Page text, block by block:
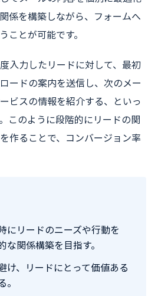
係を構築しながら、フォームへ
ことが可能です。
入力したリードに対して、最初
ードの案内を送信し、次のメー
ビスの情報を紹介する、といっ
このように段階的にリードの関
作ることで、コンバージョン率
にリードのニーズや行動を
な関係構築を目指す。
け、リードにとって価値ある